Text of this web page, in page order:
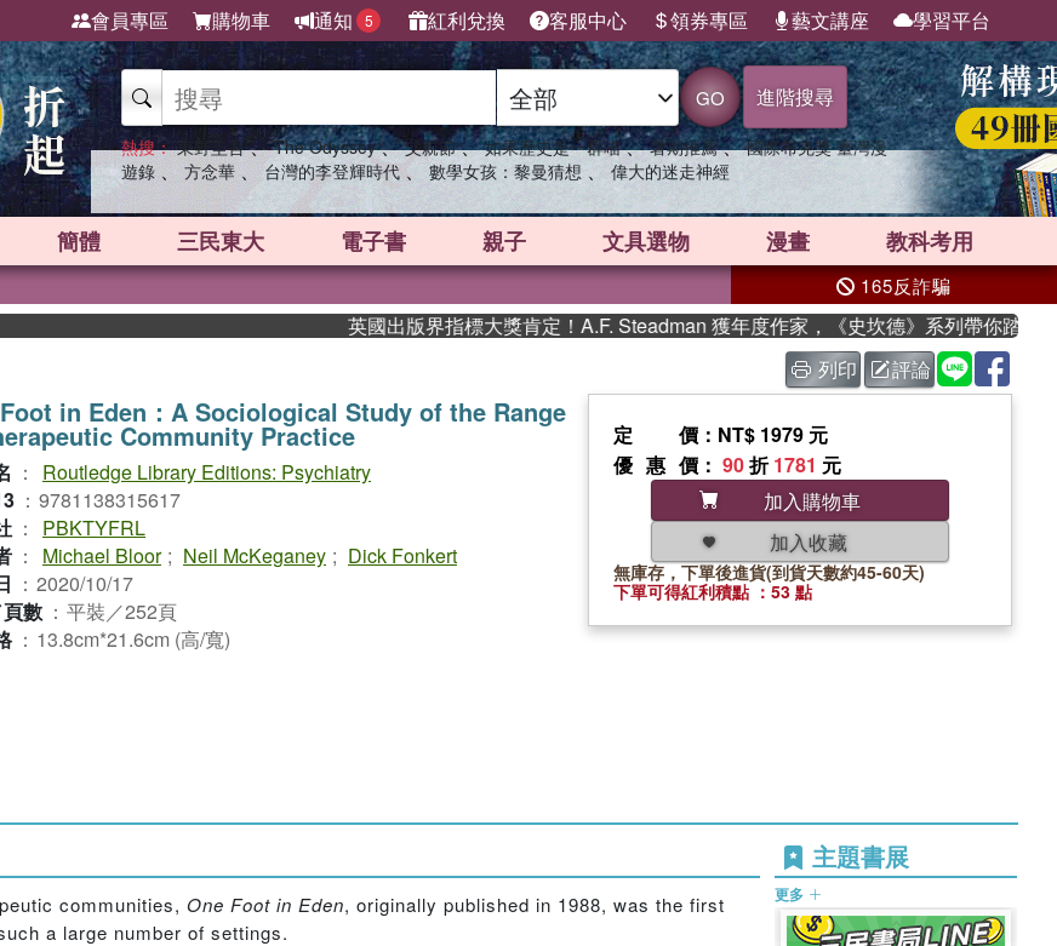
會員專區 購物車 通知 5 紅利兌換 客服中心 領券專區 藝文講座 學習平台
GO 進階搜尋
熱搜： 東野圭吾 、 The Odyssey 、 父親節 、 如果歷史是一群喵 、 暑期推薦 、 國際布克獎 臺灣漫
遊錄 、 方念華 、 台灣的李登輝時代 、 數學女孩：黎曼猜想 、 偉大的迷走神經
簡體 三民東大 電子書 親子 文具選物 漫畫 教科考用
165反詐騙
英國出版界指標大獎肯定！A.F. Steadman 獲年度作家，《史坎德》系列帶你踏上熱血
列印 評論
in Eden：A Sociological Study of the Range
Community Practice
：
Routledge Library Editions: Psychiatry
： 9781138315617
：
PBKTYFRL
： Michael Bloor ; Neil McKeganey ; Dick Fonkert
： 2020/10/17
數 ： 平裝／252頁
： 13.8cm*21.6cm (高/寬)
定價 ：NT$ 1979 元
優惠價 ： 90折1781 元
加入購物車
加入收藏
無庫存，下單後進貨(到貨天數約45-60天)
下單可得紅利積點 ：53 點
communities, One Foot in Eden, originally published in 1988, was the first
a large number of settings.
主題書展
更多